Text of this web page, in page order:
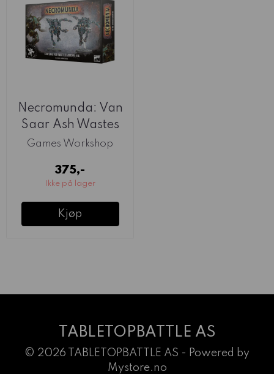
Necromunda: Van
Saar Ash Wastes
Arachnirig
Games Workshop
375,-
Ikke på lager
Kjøp
TABLETOPBATTLE AS
© 2026 TABLETOPBATTLE AS - Powered by
Mystore.no